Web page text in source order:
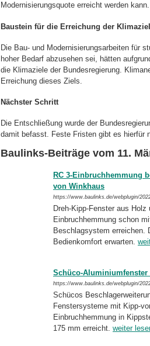
Modernisierungsquote erreicht werden kann.
Baustein für die Erreichung der
Die Bau- und Modernisierungsarbeiten für
hoher Bedarf abzusehen sei, hätten
die Klimaziele der Bundesregierung.
Erreichung dieses Ziels.
Nächster Schritt
Die Entschließung wurde der
damit befasst. Feste Fristen gibt es hierfür
Baulinks-Beiträge vom 11.
RC 3-Einbruchhemmung
von Winkhaus
https://www.baulinks.de/webplugin/
Dreh-Kipp-Fenster aus
Einbruchhemmung schon
Beschlagsystem erreichen.
Bedienkomfort erwarten.
Schüco-
https://www.baulinks.de/webplugin/
Schücos
Fenstersysteme mit Kipp-
Einbruchhemmung in
175 mm erreicht. weiter